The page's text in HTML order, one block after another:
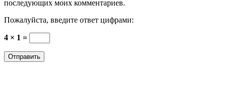
последующих моих комментариев.
Пожалуйста, введите ответ цифрами:
4 × 1 =